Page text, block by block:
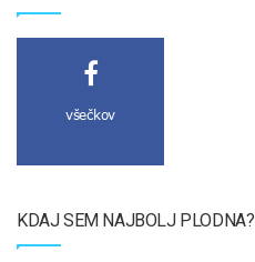
všečkov
KDAJ SEM NAJBOLJ PLODNA?